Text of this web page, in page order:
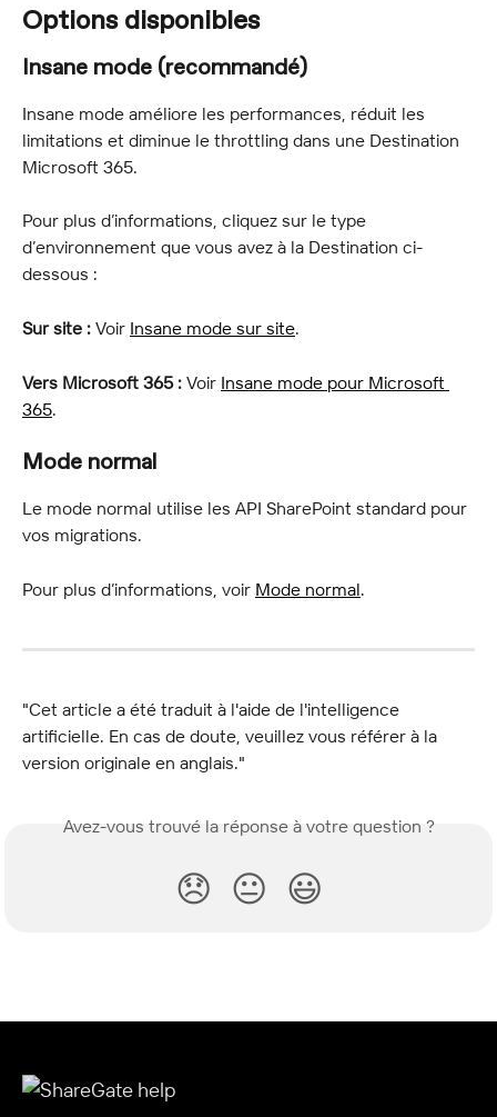
Options disponibles
Insane mode (recommandé)
Insane mode améliore les performances, réduit les
limitations et diminue le throttling dans une Destination
Microsoft 365.
Pour plus d’informations, cliquez sur le type
d’environnement que vous avez à la Destination ci-
dessous :
Sur site : Voir Insane mode sur site.
Vers Microsoft 365 : Voir Insane mode pour Microsoft
365.
Mode normal
Le mode normal utilise les API SharePoint standard pour
vos migrations.
Pour plus d’informations, voir Mode normal.
"Cet article a été traduit à l'aide de l'intelligence
artificielle. En cas de doute, veuillez vous référer à la
version originale en anglais."
Avez-vous trouvé la réponse à votre question ?
😞 😐 😃